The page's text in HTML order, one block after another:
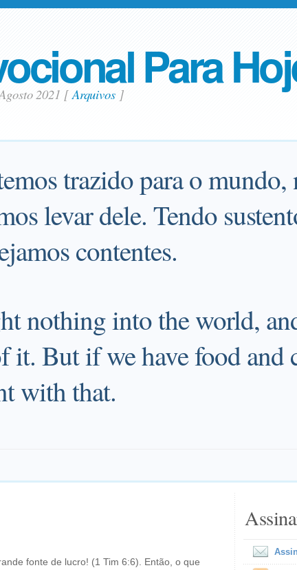
Para
2021 [Arquivos]
trazido para o mundo,
levar dele. Tendo
contentes.
nothing into the world,
it. But if we have food and
with that.
fonte de lucro! (1 Tim 6:6). Então, o que